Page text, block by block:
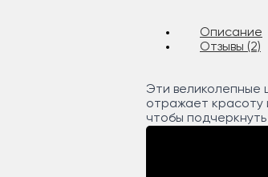
Описание
Отзывы (2)
Эти великолепные
отражает красоту
чтобы